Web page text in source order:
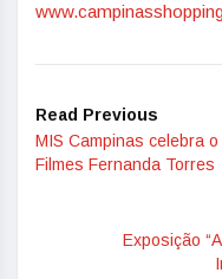
Read Previous
MIS Campinas celebra
Filmes Fernanda Torres
Exposição